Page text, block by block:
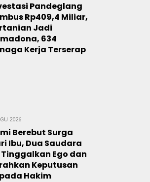
Pandeglang
Rp409,4 Miliar,
Jadi
634
Kerja Terserap
2026
Berebut Surga
Ibu, Dua Saudara
Tinggalkan Ego dan
Keputusan
Hakim